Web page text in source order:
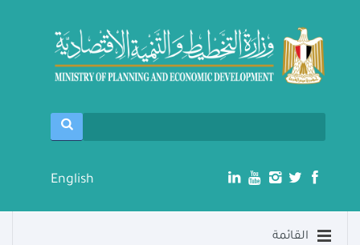
English
القائمة